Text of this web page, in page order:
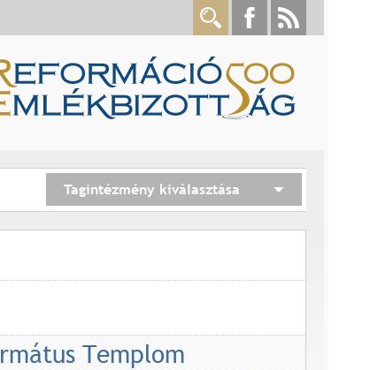
Tagintézmény kiválasztása
Templom